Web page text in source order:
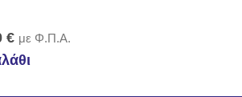
€ με Φ.Π.Α.